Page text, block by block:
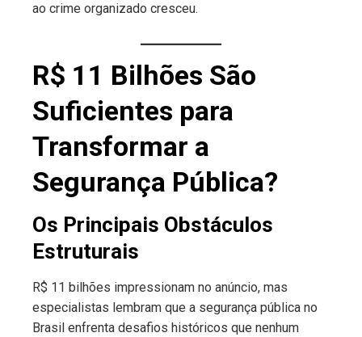
ao crime organizado cresceu.
R$ 11 Bilhões São
Suficientes para
Transformar a
Segurança Pública?
Os Principais Obstáculos
Estruturais
R$ 11 bilhões impressionam no anúncio, mas
especialistas lembram que a segurança pública no
Brasil enfrenta desafios históricos que nenhum